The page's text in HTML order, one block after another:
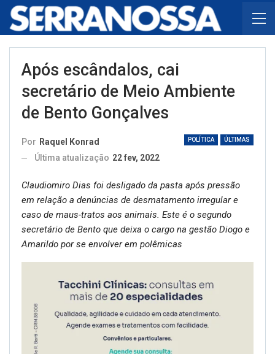
Após escândalos, cai
secretário de Meio Ambiente
de Bento Gonçalves
POLÍTICA ÚLTIMAS
Por Raquel Konrad
Última atualização 22 fev, 2022
Claudiomiro Dias foi desligado da pasta após pressão
em relação a denúncias de desmatamento irregular e
caso de maus-tratos aos animais. Este é o segundo
secretário de Bento que deixa o cargo na gestão Diogo e
Amarildo por se envolver em polêmicas